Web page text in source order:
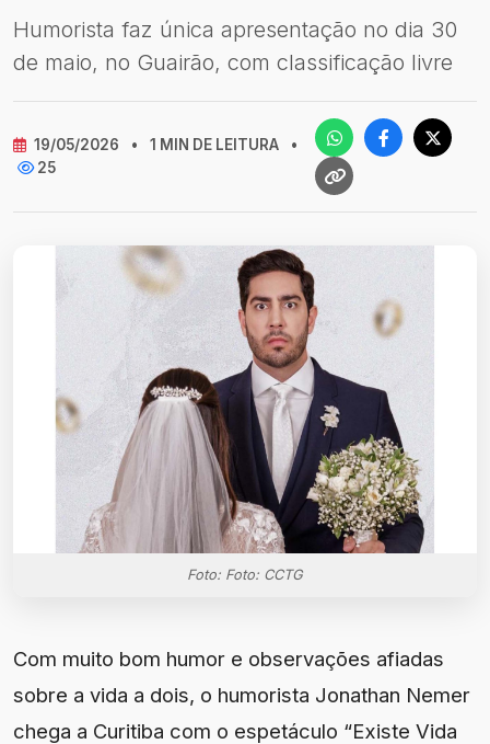
Humorista faz única apresentação no dia 30
de maio, no Guairão, com classificação livre
19/05/2026 • 1 MIN DE LEITURA
•
25
Foto: Foto: CCTG
Com muito bom humor e observações afiadas
sobre a vida a dois, o humorista Jonathan Nemer
chega a Curitiba com o espetáculo “Existe Vida